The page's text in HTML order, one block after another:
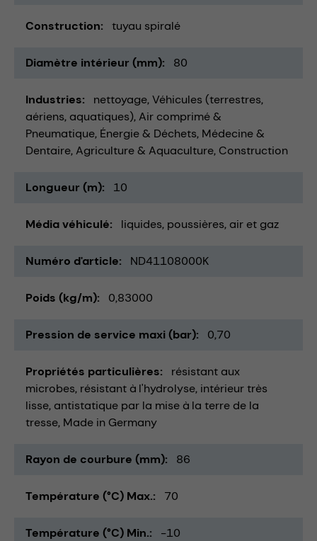
Construction tuyau spiralé
Diamètre intérieur (mm) 80
Industries nettoyage Véhicules (terrestres,
aériens, aquatiques) Air comprimé &
Pneumatique Énergie & Déchets Médecine &
Dentaire Agriculture & Aquaculture Construction
Longueur (m) 10
Média véhiculé liquides poussières air et gaz
Numéro d'article ND41108000K
Poids (kg/m) 0,83000
Pression de service maxi (bar) 0,70
Propriétés particulières
résistant aux
microbes résistant à l'hydrolyse intérieur très
lisse antistatique par la mise à la terre de la
tresse Made in Germany
Rayon de courbure (mm) 86
Température (°C) Max. 70
Température (°C) Min. -10